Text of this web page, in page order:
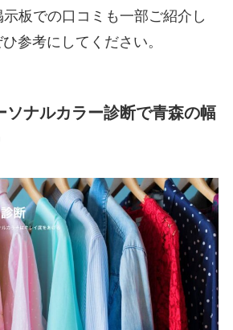
板での口コミも一部ご紹介し
参考にしてください。
ナルカラー診断で青森の幅